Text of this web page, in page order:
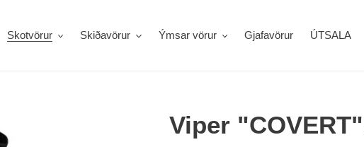
Skotvörur Skiðavörur Ýmsar vörur Gjafavörur ÚTSALA
Viper